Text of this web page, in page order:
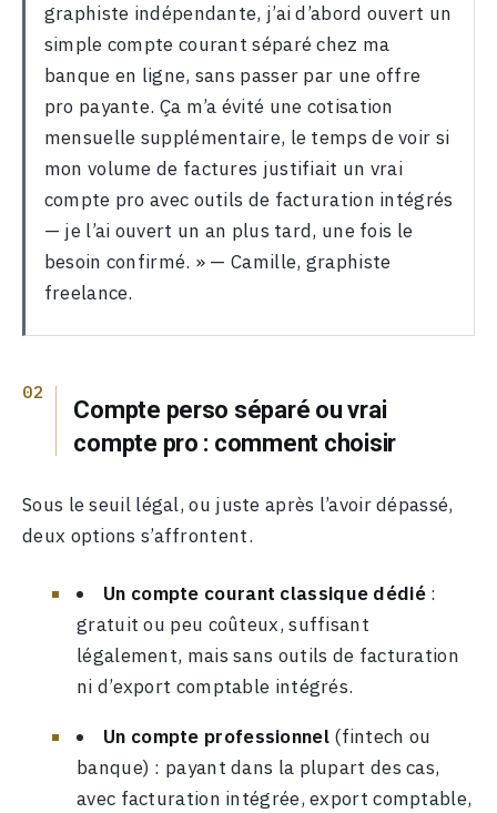
graphiste indépendante, j’ai d’abord ouvert un
simple compte courant séparé chez ma
banque en ligne, sans passer par une offre
pro payante. Ça m’a évité une cotisation
mensuelle supplémentaire, le temps de voir si
mon volume de factures justifiait un vrai
compte pro avec outils de facturation intégrés
— je l’ai ouvert un an plus tard, une fois le
besoin confirmé. » — Camille, graphiste
freelance.
Compte perso séparé ou vrai
compte pro : comment choisir
Sous le seuil légal, ou juste après l’avoir dépassé,
deux options s’affrontent.
Un compte courant classique dédié:
gratuit ou peu coûteux, suffisant
légalement, mais sans outils de facturation
ni d’export comptable intégrés.
Un compte professionnel(fintech ou
banque) : payant dans la plupart des cas,
avec facturation intégrée, export comptable,